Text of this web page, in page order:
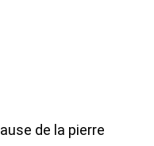
de la pierre